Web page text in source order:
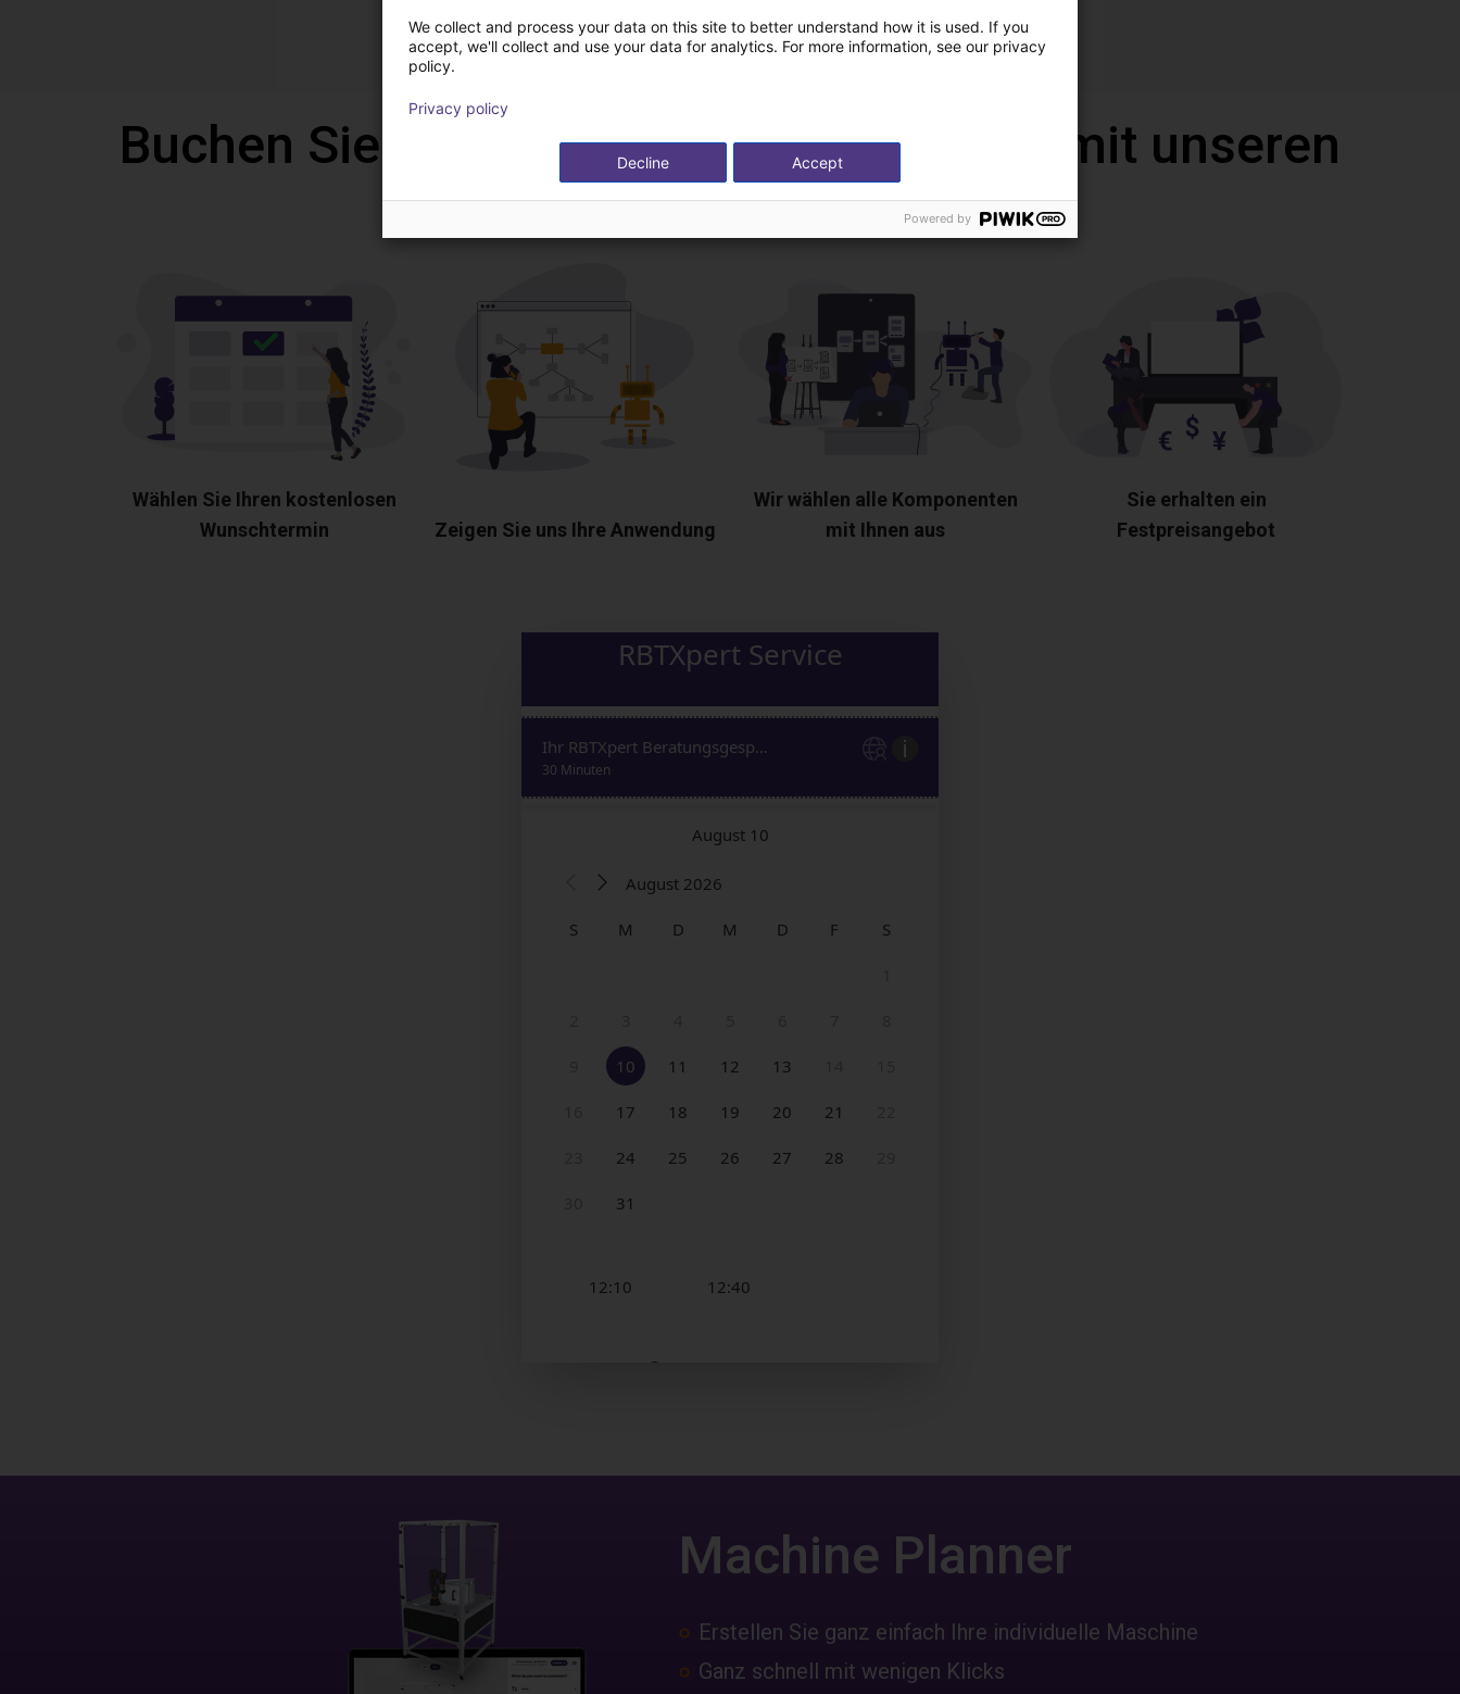
Download all
Buchen Sie einen kostenlosen Videocall mit unseren
Experten
Wählen Sie Ihren kostenlosen
Wunschtermin
Zeigen Sie uns Ihre Anwendung
Wir wählen alle Komponenten
mit Ihnen aus
Sie erhalten ein
Festpreisangebot
Machine Planner
Erstellen Sie ganz einfach Ihre individuelle Maschine
Ganz schnell mit wenigen Klicks
We collect and process your data on this site to better understand how it is used. If you
accept, we'll collect and use your data for analytics. For more information, see our privacy
policy.
Privacy policy
Accept
Decline
Powered by